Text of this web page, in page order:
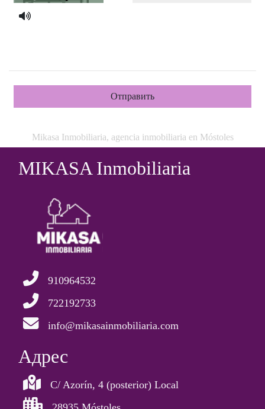
Отправить
Mikasa Inmobiliaria, agencia inmobiliaria en Móstoles
MIKASA Inmobiliaria
910964532
722192733
info@mikasainmobiliaria.com
Aдрес
C/ Azorín, 4 (posterior) Local